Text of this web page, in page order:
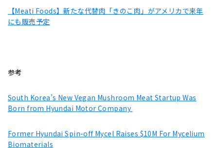
【Meati Foods】新たな代替肉「きのこ肉」がアメリカで来年
にも販売予定
参考
South Korea’s New Vegan Mushroom Meat Startup Was
Born from Hyundai Motor Company
Former Hyundai Spin-off Mycel Raises $10M For Mycelium
Biomaterials